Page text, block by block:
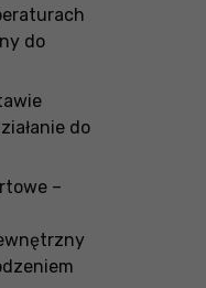
do
do
–